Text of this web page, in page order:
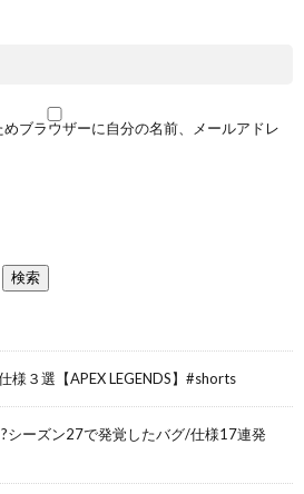
ブラウザーに自分の名前、メールアドレ
検索
様３選【APEX LEGENDS】#shorts
シーズン27で発覚したバグ/仕様17連発